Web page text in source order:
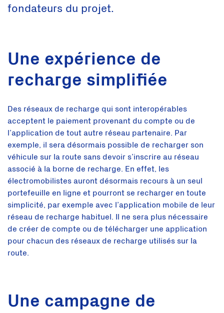
fondateurs du projet.
Une expérience de
recharge simplifiée
Des réseaux de recharge qui sont interopérables
acceptent le paiement provenant du compte ou de
l’application de tout autre réseau partenaire. Par
exemple, il sera désormais possible de recharger son
véhicule sur la route sans devoir s’inscrire au réseau
associé à la borne de recharge. En effet, les
électromobilistes auront désormais recours à un seul
portefeuille en ligne et pourront se recharger en toute
simplicité, par exemple avec l’application mobile de leur
réseau de recharge habituel. Il ne sera plus nécessaire
de créer de compte ou de télécharger une application
pour chacun des réseaux de recharge utilisés sur la
route.
Une campagne de